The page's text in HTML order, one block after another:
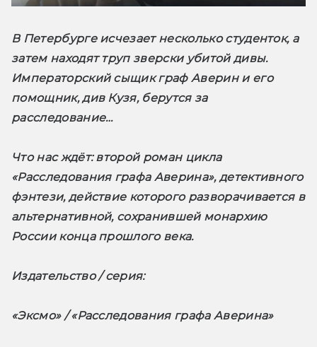
В Петербурге исчезает несколько студенток, а
затем находят труп зверски убитой дивы.
Императорский сыщик граф Аверин и его
помощник, див Кузя, берутся за
расследование…
Что нас ждёт: второй роман цикла
«Расследования графа Аверина», детективного
фэнтези, действие которого разворачивается в
альтернативной, сохранившей монархию
России конца прошлого века.
Издательство / серия:
«Эксмо» / «Расследования графа Аверина»